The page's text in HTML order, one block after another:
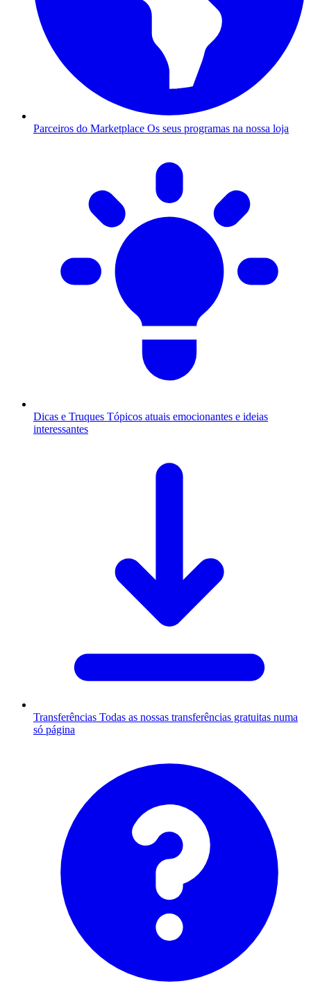
Parceiros do Marketplace Os seus programas na nossa loja
Dicas e Truques Tópicos atuais emocionantes e ideias
interessantes
Transferências Todas as nossas transferências gratuitas numa
só página